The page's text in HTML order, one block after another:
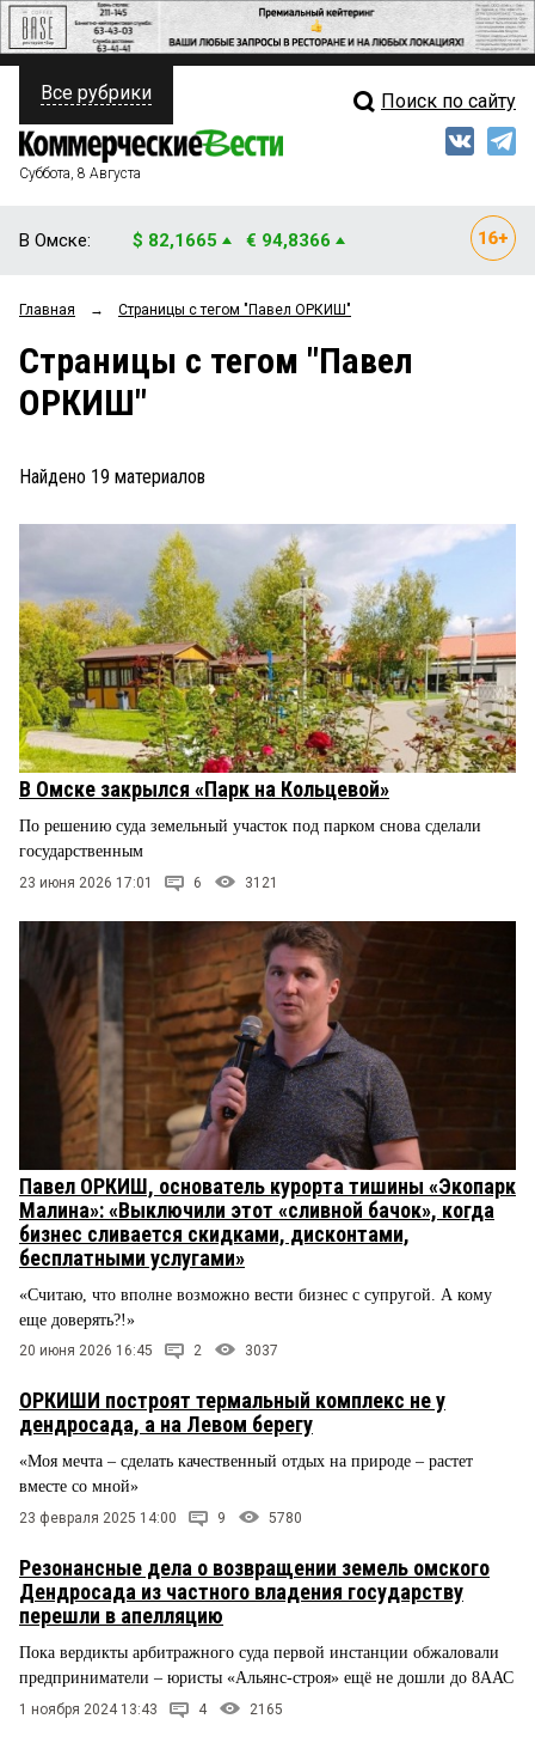
ПОЛИТИКА
ФИНАНСЫ
ОБЩЕСТВО
ЗАКОН
ПРОИСШЕСТВИЯ
Свежий выпуск
Мнения
Рейтинги
Все рубрики Поиск по сайту
Суббота, 8 Августа
В Омске: $ 82,1665 € 94,8366
Главная → Страницы c тегом "Павел ОРКИШ"
Страницы c тегом "Павел
ОРКИШ"
Найдено 19 материалов
В Омске закрылся «Парк на Кольцевой»
По решению суда земельный участок под парком снова сделали
государственным
23 июня 2026 17:01 6 3121
Павел ОРКИШ, основатель курорта тишины «Экопарк
Малина»: «Выключили этот «сливной бачок», когда
бизнес сливается скидками, дисконтами,
бесплатными услугами»
«Считаю, что вполне возможно вести бизнес с супругой. А кому
еще доверять?!»
20 июня 2026 16:45 2 3037
ОРКИШИ построят термальный комплекс не у
дендросада, а на Левом берегу
«Моя мечта – сделать качественный отдых на природе – растет
вместе со мной»
23 февраля 2025 14:00 9 5780
Резонансные дела о возвращении земель омского
Дендросада из частного владения государству
перешли в апелляцию
Пока вердикты арбитражного суда первой инстанции обжаловали
предприниматели – юристы «Альянс-строя» ещё не дошли до 8ААС
1 ноября 2024 13:43 4 2165